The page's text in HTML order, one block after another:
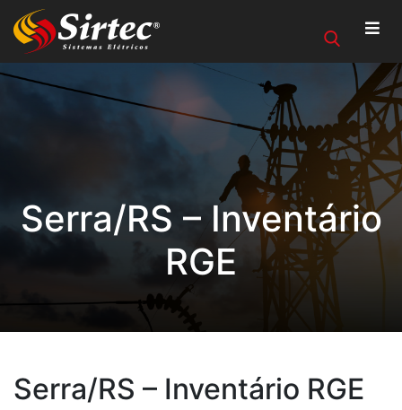
Serra/RS – Inventário
RGE
Serra/RS – Inventário RGE